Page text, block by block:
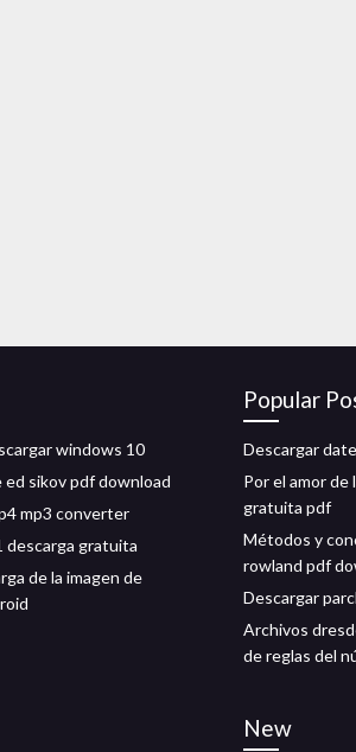
windows 10
ed sikov pdf download
mp3 converter
descarga gratuita
de la imagen de
Popular
Descargar
Por el amor de
gratuita pdf
Métodos y
rowland pdf
Descargar
Archivos
de reglas del
New